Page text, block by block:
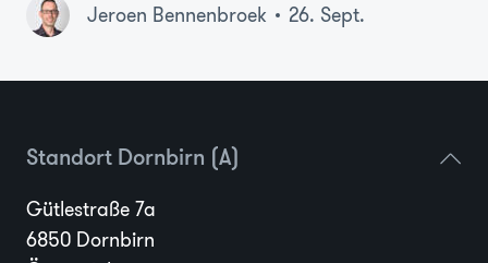
Jeroen Bennenbroek 26. Sept.
Standort Dornbirn (A)
Gütlestraße 7a
6850 Dornbirn